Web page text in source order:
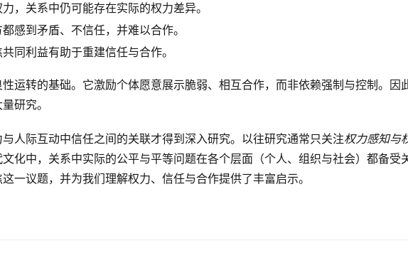
，关系中仍可能存在实际的权力差异。
感到矛盾、不信任，并难以合作。
同利益有助于重建信任与合作。
运转的基础。它激励个体愿意展示脆弱、相互合作，而非依赖强制与控制。因
研究。
人际互动中信任之间的关联才得到深入研究。以往研究通常只关注权力感知与
化中，关系中实际的公平与平等问题在各个层面（个人、组织与社会）都备受
一议题，并为我们理解权力、信任与合作提供了丰富启示。